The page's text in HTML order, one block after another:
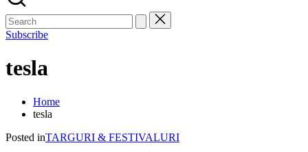
Subscribe
tesla
Home
tesla
Posted inTARGURI & FESTIVALURI